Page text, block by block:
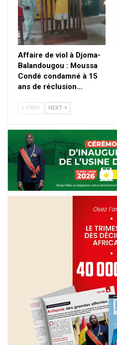
Affaire de viol à Djoma-
Balandougou : Moussa
Condé condamné à 15
ans de réclusion…
PREV NEXT